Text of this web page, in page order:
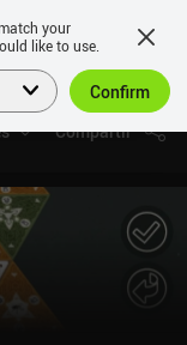
Compartir
your
like to use.
Confirm